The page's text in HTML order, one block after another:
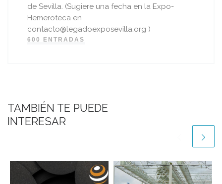
de Sevilla. (Sugiere una fecha en la Expo-
Hemeroteca en
contacto@legadoexposevilla.org )
600 ENTRADAS
TAMBIÉN TE PUEDE
INTERESAR